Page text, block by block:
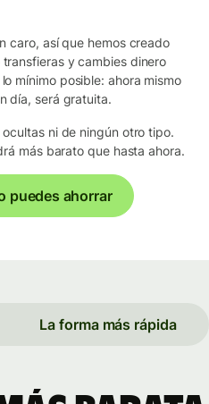
caro, así que hemos creado
y cambies dinero
mínimo posible: ahora mismo
día, será gratuita.
ni de ningún otro tipo.
más barato que hasta ahora.
puedes ahorrar
La forma más rápida